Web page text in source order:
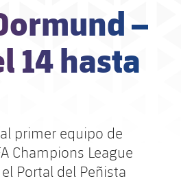
–
14 hasta
primer equipo de
Champions League
Portal del Peñista